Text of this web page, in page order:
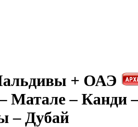
+ ОАЭ
Матале – Канди
– Дубай